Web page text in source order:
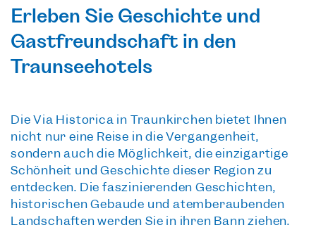
Erleben Sie Geschichte und
Gastfreundschaft in den
Traunseehotels
Die Via Historica in Traunkirchen bietet Ihnen
nicht nur eine Reise in die Vergangenheit,
sondern auch die Möglichkeit, die einzigartige
Schönheit und Geschichte dieser Region zu
entdecken. Die faszinierenden Geschichten,
historischen Gebäude und atemberaubenden
Landschaften werden Sie in ihren Bann ziehen.